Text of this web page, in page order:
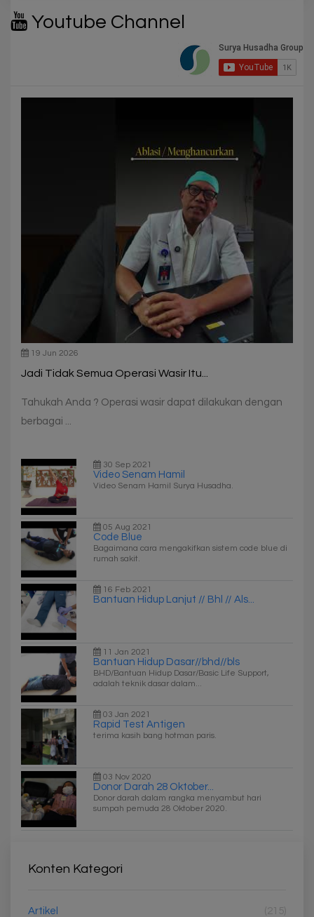
Youtube Channel
19 Jun 2026
Jadi Tidak Semua Operasi Wasir Itu...
Tahukah Anda ? Operasi wasir dapat dilakukan dengan
berbagai ...
30 Sep 2021
Video Senam Hamil
Video Senam Hamil Surya Husadha.
05 Aug 2021
Code Blue
Bagaimana cara mengakifkan sistem code blue di
rumah sakit.
16 Feb 2021
Bantuan Hidup Lanjut // Bhl // Als...
11 Jan 2021
Bantuan Hidup Dasar//bhd//bls
BHD/Bantuan Hidup Dasar/Basic Life Support,
adalah teknik dasar dalam...
03 Jan 2021
Rapid Test Antigen
terima kasih bang hotman paris.
03 Nov 2020
Donor Darah 28 Oktober...
Donor darah dalam rangka menyambut hari
sumpah pemuda 28 Oktober 2020.
Konten Kategori
Artikel (215)